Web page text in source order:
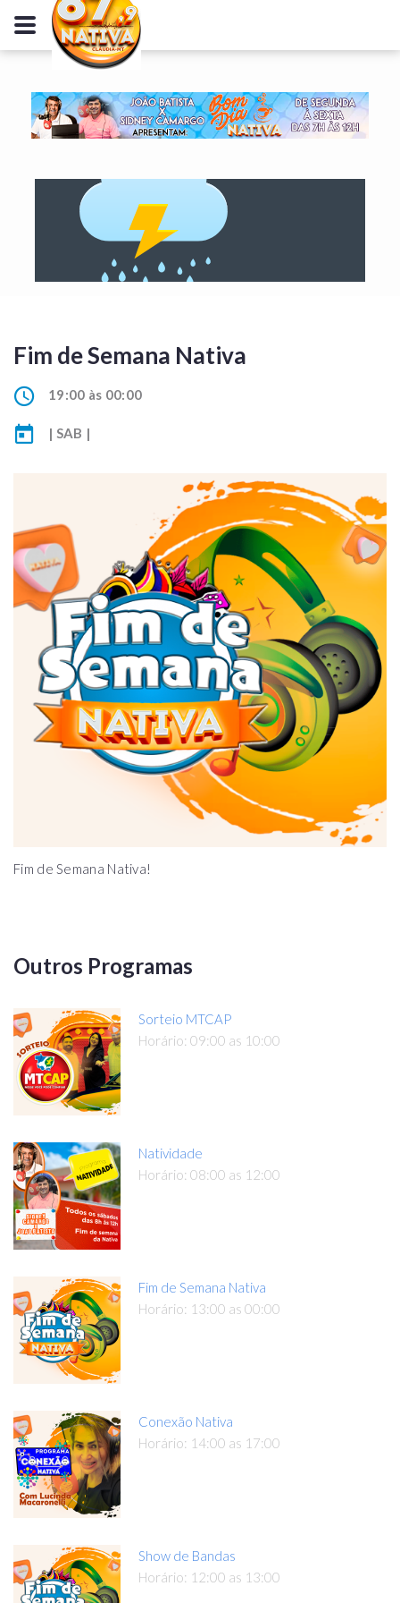
Fim de Semana Nativa
19:00 às 00:00
| SAB |
Fim de Semana Nativa!
Outros Programas
Sorteio MTCAP
Horário: 09:00 as 10:00
Natividade
Horário: 08:00 as 12:00
Fim de Semana Nativa
Horário: 13:00 as 00:00
Conexão Nativa
Horário: 14:00 as 17:00
Show de Bandas
Horário: 12:00 as 13:00